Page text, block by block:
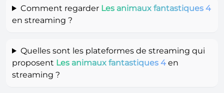
Comment regarder Les animaux fantastiques 4
en streaming ?
Quelles sont les plateformes de streaming qui
proposent Les animaux fantastiques 4 en
streaming ?